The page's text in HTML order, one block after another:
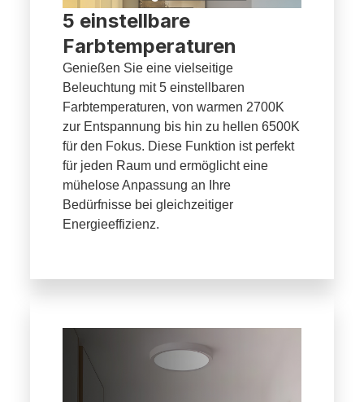
5 einstellbare
Farbtemperaturen
Genießen Sie eine vielseitige
Beleuchtung mit 5 einstellbaren
Farbtemperaturen, von warmen 2700K
zur Entspannung bis hin zu hellen 6500K
für den Fokus. Diese Funktion ist perfekt
für jeden Raum und ermöglicht eine
mühelose Anpassung an Ihre
Bedürfnisse bei gleichzeitiger
Energieeffizienz.